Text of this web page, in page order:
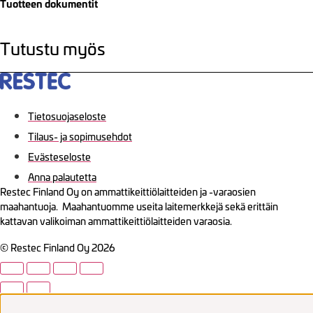
Tuotteen dokumentit
Tutustu myös
Tietosuojaseloste
Tilaus- ja sopimusehdot
Evästeseloste
Anna palautetta
Restec Finland Oy on ammattikeittiölaitteiden ja -varaosien
maahantuoja. Maahantuomme useita laitemerkkejä sekä erittäin
kattavan valikoiman ammattikeittiölaitteiden varaosia.
© Restec Finland Oy 2026